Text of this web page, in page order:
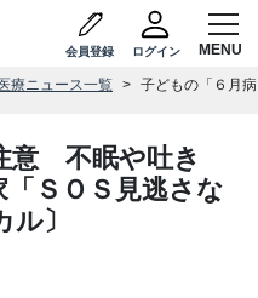
会員登録 ログイン
療ニュース一覧 子どもの「６月
意 不眠や吐き
ＳＯＳ見逃さな
〕